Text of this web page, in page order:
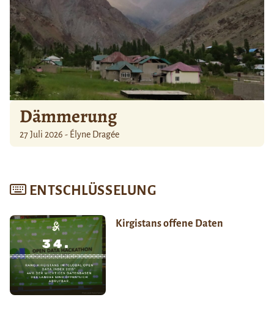
Dämmerung
27 Juli 2026 - Élyne Dragée
ENTSCHLÜSSELUNG
Kirgistans offene Daten